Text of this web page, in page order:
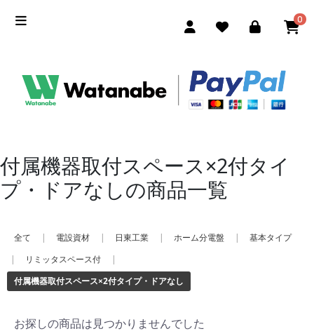
0
付属機器取付スペース×2付タイ
プ・ドアなしの商品一覧
全て | 電設資材 | 日東工業 | ホーム分電盤 |
基本タイプ
|
リミッタスペース付
|
付属機器取付スペース×2付タイプ・ドアなし
お探しの商品は見つかりませんでした